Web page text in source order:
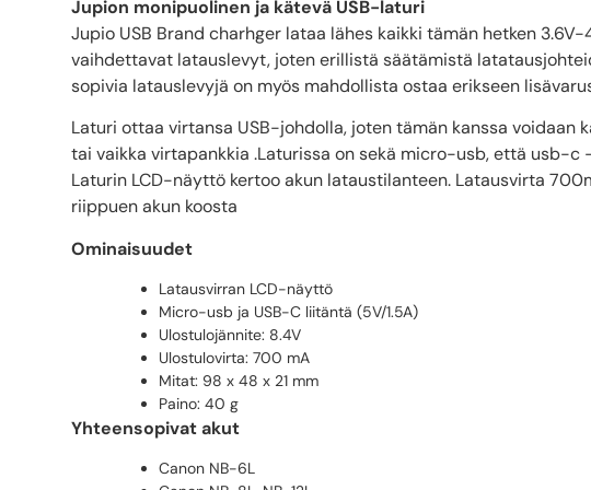
Jupion monipuolinen ja kätevä USB-laturi
Jupio USB Brand charhger lataa lähes kaikki tämän hetken
vaihdettavat latauslevyt, joten erillistä säätämistä
sopivia latauslevyjä on myös mahdollista ostaa erikseen
Laturi ottaa virtansa USB-johdolla, joten tämän kanssa voidaan
tai vaikka virtapankkia .Laturissa on sekä micro-usb, että usb-
Laturin LCD-näyttö kertoo akun lataustilanteen. Latausvirta
riippuen akun koosta
Ominaisuudet
Latausvirran LCD-näyttö
Micro-usb ja USB-C liitäntä (5V/1.5A)
Ulostulojännite: 8.4V
Ulostulovirta: 700 mA
Mitat: 98 x 48 x 21 mm
Paino: 40 g
Yhteensopivat akut
Canon NB-6L